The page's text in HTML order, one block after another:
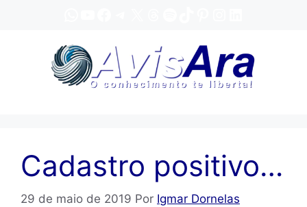
Cadastro positivo…
29 de maio de 2019 Por Igmar Dornelas